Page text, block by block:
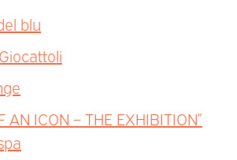
blu
AN ICON – THE EXHIBITION”